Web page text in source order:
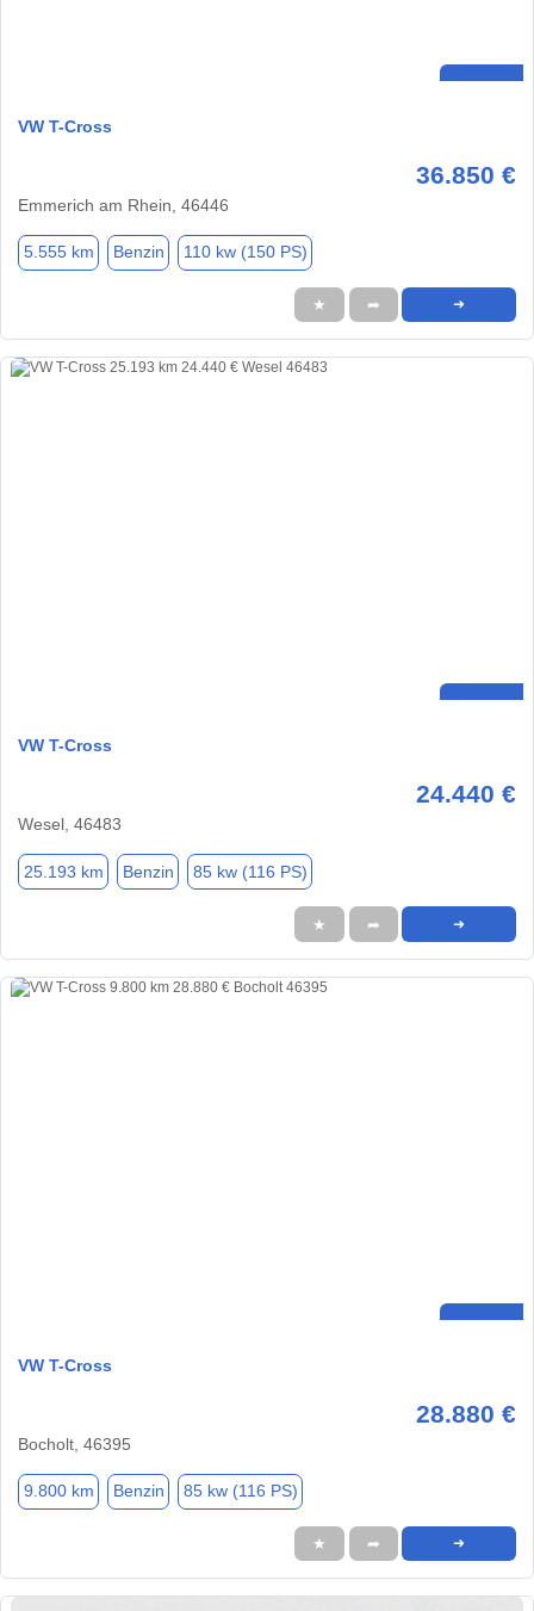
VW T-Cross
36.850 €
Emmerich am Rhein, 46446
5.555 km Benzin 110 kw (150 PS)
★ ➦ ➜
VW T-Cross
24.440 €
Wesel, 46483
25.193 km Benzin 85 kw (116 PS)
★ ➦ ➜
VW T-Cross
28.880 €
Bocholt, 46395
9.800 km Benzin 85 kw (116 PS)
★ ➦ ➜